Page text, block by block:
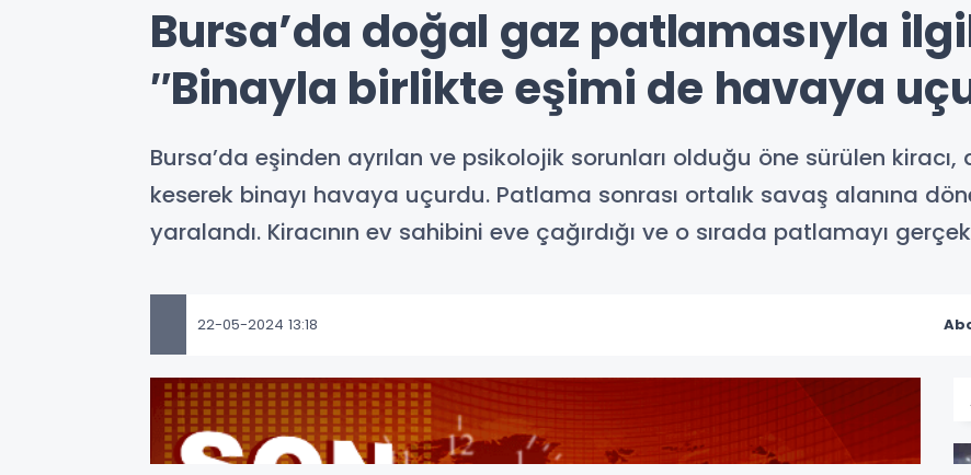
Bursa’da doğal gaz patlamasıyla
″Binayla birlikte eşimi de havaya
Bursa’da eşinden ayrılan ve psikolojik sorunları olduğu öne sürülen
keserek binayı havaya uçurdu. Patlama sonrası ortalık savaş alanına
yaralandı. Kiracının ev sahibini eve çağırdığı ve o sırada patlamayı
22-05-2024 13:18